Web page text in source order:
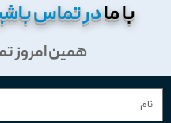
با مادر تماس
همین امروز